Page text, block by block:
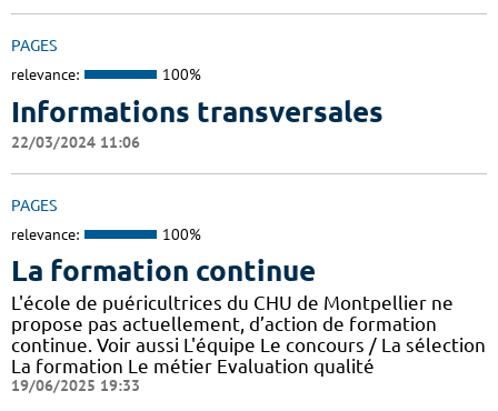
PAGES
relevance: 100%
Informations transversales
22/03/2024 11:06
PAGES
relevance: 100%
La formation continue
L'école de puéricultrices du CHU de Montpellier ne
propose pas actuellement, d’action de formation
continue. Voir aussi L'équipe Le concours / La sélection
La formation Le métier Evaluation qualité
19/06/2025 19:33